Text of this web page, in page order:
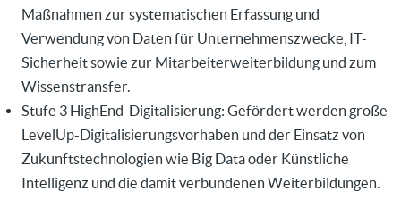
Maßnahmen zur systematischen Erfassung und
Verwendung von Daten für Unternehmenszwecke, IT-
Sicherheit sowie zur Mitarbeiterweiterbildung und zum
Wissenstransfer.
Stufe 3 HighEnd-Digitalisierung: Gefördert werden große
LevelUp-Digitalisierungsvorhaben und der Einsatz von
Zukunftstechnologien wie Big Data oder Künstliche
Intelligenz und die damit verbundenen Weiterbildungen.